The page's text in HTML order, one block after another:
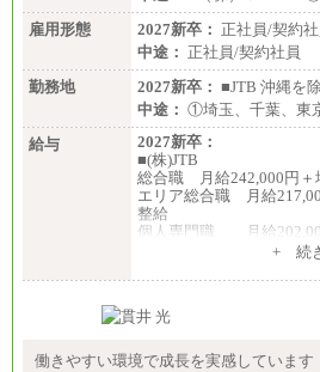
雇用形態
2027新卒： 正社員/契約社
中途： 正社員/契約社員
勤務地
2027新卒： ■JTB 沖縄を
中途： ①埼玉、千葉、東
給与
2027新卒：
■(株)JTB
総合職 月給242,000円＋
エリア総合職 月給
整給
個人専門職 月給
総合職 月給208,000～
※詳細はJTBキャリアサイ
+ 続
働きやすい環境で成長を実感しています